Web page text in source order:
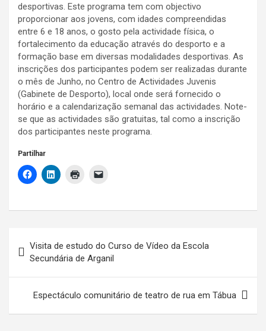
desportivas. Este programa tem com objectivo
proporcionar aos jovens, com idades compreendidas
entre 6 e 18 anos, o gosto pela actividade física, o
fortalecimento da educação através do desporto e a
formação base em diversas modalidades desportivas. As
inscrições dos participantes podem ser realizadas durante
o mês de Junho, no Centro de Actividades Juvenis
(Gabinete de Desporto), local onde será fornecido o
horário e a calendarização semanal das actividades. Note-
se que as actividades são gratuitas, tal como a inscrição
dos participantes neste programa.
Partilhar
de
artigos
Visita de estudo do Curso de Vídeo da Escola
Secundária de Arganil
Espectáculo comunitário de teatro de rua em Tábua